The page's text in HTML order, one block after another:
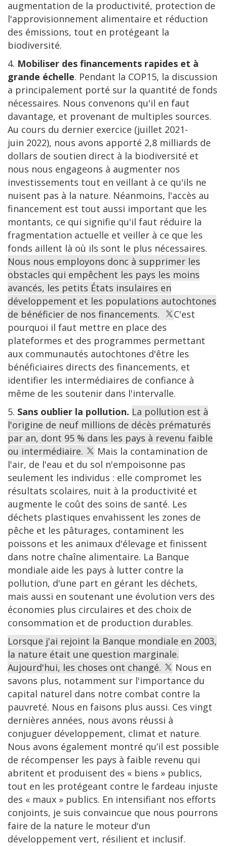
augmentation de la productivité, protection de
l'approvisionnement alimentaire et réduction
des émissions, tout en protégeant la
biodiversité.
4. Mobiliser des financements rapides et à
grande échelle. Pendant la COP15, la discussion
a principalement porté sur la quantité de fonds
nécessaires. Nous convenons qu'il en faut
davantage, et provenant de multiples sources.
Au cours du dernier exercice (juillet 2021-
juin 2022), nous avons apporté 2,8 milliards de
dollars de soutien direct à la biodiversité et
nous nous engageons à augmenter nos
investissements tout en veillant à ce qu'ils ne
nuisent pas à la nature. Néanmoins, l'accès au
financement est tout aussi important que les
montants, ce qui signifie qu'il faut réduire la
fragmentation actuelle et veiller à ce que les
fonds aillent là où ils sont le plus nécessaires.
Nous nous employons donc à supprimer les
obstacles qui empêchent les pays les moins
avancés, les petits États insulaires en
développement et les populations autochtones
de bénéficier de nos financements.
C'est
pourquoi il faut mettre en place des
plateformes et des programmes permettant
aux communautés autochtones d'être les
bénéficiaires directs des financements, et
identifier les intermédiaires de confiance à
même de les soutenir dans l'intervalle.
5. Sans oublier la pollution. La pollution est à
l'origine de neuf millions de décès prématurés
par an, dont 95 % dans les pays à revenu faible
ou intermédiaire.
Mais la contamination de
l'air, de l'eau et du sol n'empoisonne pas
seulement les individus : elle compromet les
résultats scolaires, nuit à la productivité et
augmente le coût des soins de santé. Les
déchets plastiques envahissent les zones de
pêche et les pâturages, contaminent les
poissons et les animaux d'élevage et finissent
dans notre chaîne alimentaire. La Banque
mondiale aide les pays à lutter contre la
pollution, d'une part en gérant les déchets,
mais aussi en soutenant une évolution vers des
économies plus circulaires et des choix de
consommation et de production durables.
Lorsque j'ai rejoint la Banque mondiale en 2003,
la nature était une question marginale.
Aujourd'hui, les choses ont changé.
Nous en
savons plus, notamment sur l'importance du
capital naturel dans notre combat contre la
pauvreté. Nous en faisons plus aussi. Ces vingt
dernières années, nous avons réussi à
conjuguer développement, climat et nature.
Nous avons également montré qu’il est possible
de récompenser les pays à faible revenu qui
abritent et produisent des « biens » publics,
tout en les protégeant contre le fardeau injuste
des « maux » publics. En intensifiant nos efforts
conjoints, je suis convaincue que nous pourrons
faire de la nature le moteur d'un
développement vert, résilient et inclusif.